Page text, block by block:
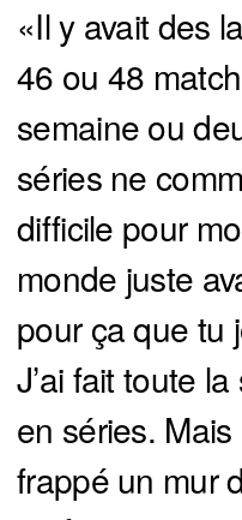
«Il y avait des
46 ou 48
semaine ou
séries ne
difficile pour
monde juste
pour ça que tu
J’ai fait toute
en séries. Mais
frappé un mur